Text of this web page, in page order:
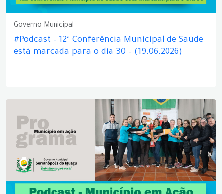
Governo Municipal
#Podcast – 12ª Conferência Municipal de Saúde
está marcada para o dia 30 – (19.06.2026)